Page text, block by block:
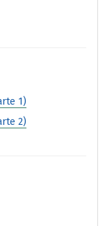
1)
2)